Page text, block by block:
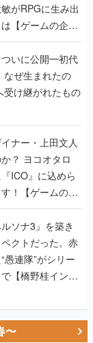
がRPGに生み出
【ゲームの企画
ついに公開━初代
なぜ生まれたの
受け継がれたもの
ナー・上田文人
？ ヨコオタロ
ICO』に込めら
！【ゲームの企
ソナ3』を築き
クトだった。赤
愚連隊”がシリー
【橋野桂インタ
〜